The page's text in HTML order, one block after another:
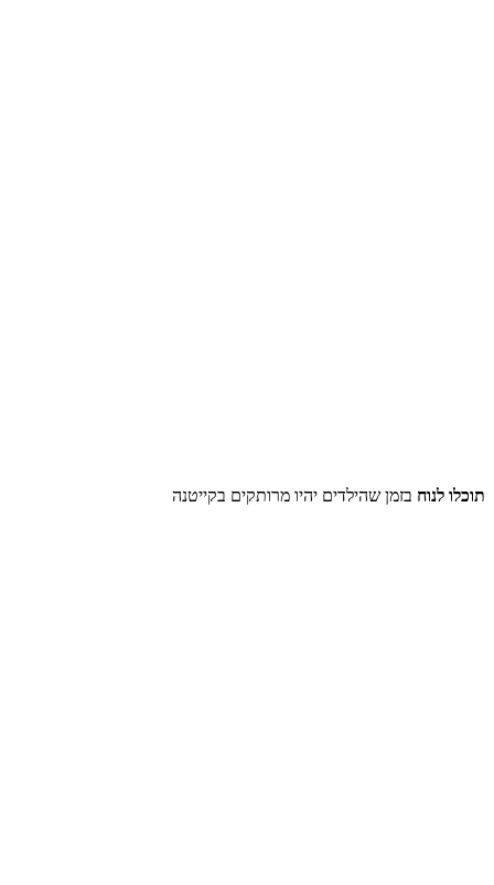
תוכלו לנוח בזמן שהילדים יהיו מרותקים בקייטנה